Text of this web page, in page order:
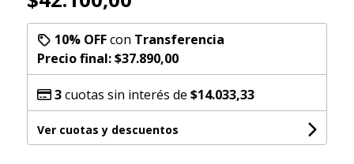
10% OFFcon Transferencia
Precio final:$37.890,00
3cuotas sin interés de $14.033,33
Ver cuotas y descuentos